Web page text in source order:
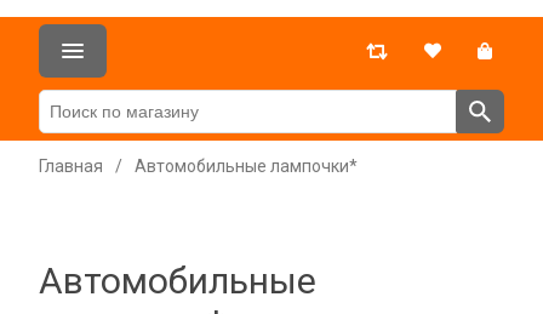
Главная / Автомобильные лампочки*
Автомобильные